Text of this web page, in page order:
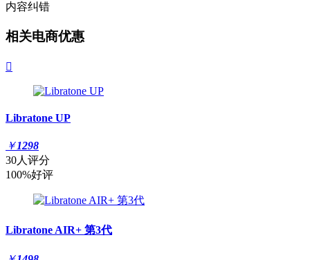
内容纠错
相关电商优惠

Libratone UP
￥1298
30人评分
100%好评
Libratone AIR+ 第3代